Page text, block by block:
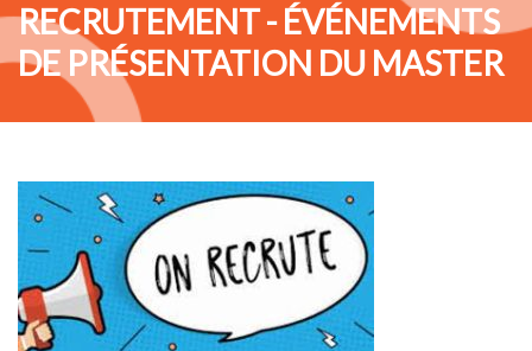
RECRUTEMENT - ÉVÉNEMENTS
DE PRÉSENTATION DU MASTER